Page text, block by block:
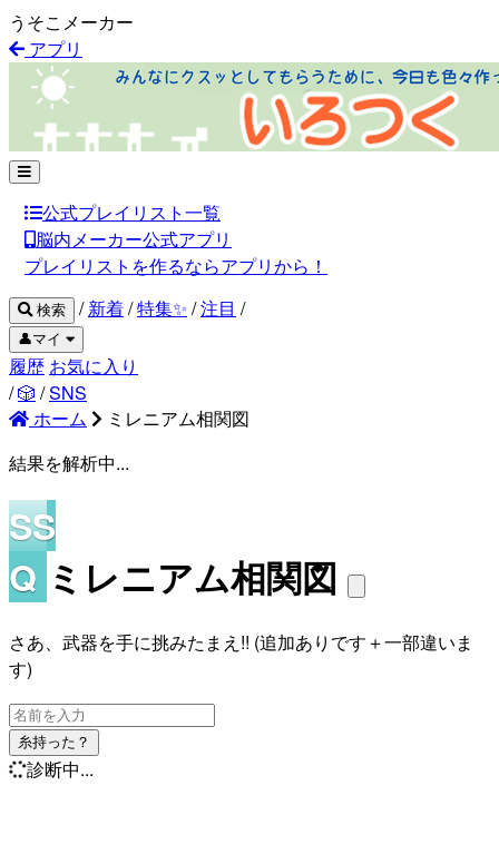
うそこメーカー
アプリ
公式プレイリスト一覧
脳内メーカー公式アプリ
プレイリストを作るならアプリから！
検索 / 新着/特集✨ /注目 /
👤マイ
履歴 お気に入り
/🎲 /SNS
ホーム
ミレニアム相関図
結果を解析中...
SS
Q ミレニアム相関図
さあ、武器を手に挑みたまえ!! (追加ありです＋一部違いま
す)
糸持った？
診断中...